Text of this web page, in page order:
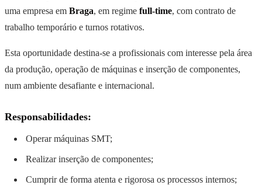
uma empresa em Braga, em regime full-time, com contrato de
trabalho temporário e turnos rotativos.
Esta oportunidade destina-se a profissionais com interesse pela área
da produção, operação de máquinas e inserção de componentes,
num ambiente desafiante e internacional.
Responsabilidades:
Operar máquinas SMT;
Realizar inserção de componentes;
Cumprir de forma atenta e rigorosa os processos internos;